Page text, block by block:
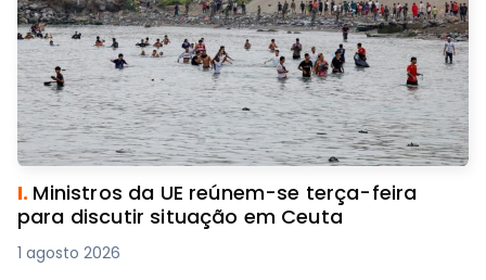
I. Ministros da UE reúnem-se terça-feira
para discutir situação em Ceuta
1 agosto 2026